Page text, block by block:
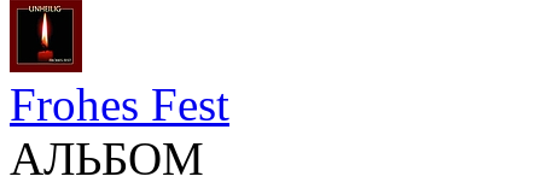
Frohes Fest
АЛЬБОМ